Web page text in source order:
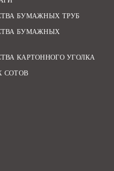
БУМАЖНЫХ ТРУБ
БУМАЖНЫХ
КАРТОННОГО УГОЛКА
СОТОВ